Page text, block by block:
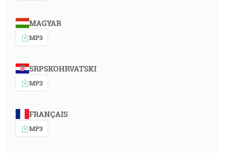
MAGYAR
MP3
SRPSKOHRVATSKI
MP3
FRANÇAIS
MP3